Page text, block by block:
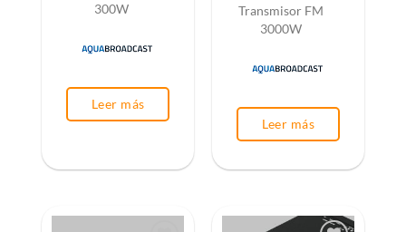
300W
Leer más
Transmisor FM
3000W
Leer más